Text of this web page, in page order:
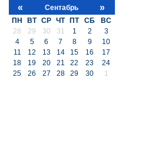
«
Сентабрь »
ПН ВТ СР ЧТ ПТ СБ
ВС
28
29 30 31 1 2
3
4
5 6 7 8 9
10
11
12 13 14 15 16
17
18
19 20 21 22 23
24
25
26 27 28 29 30 1